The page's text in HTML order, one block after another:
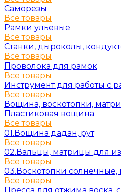
Саморезы
Все товары
Рамки ульевые
Все товары
Станки, дыроколы,
Все товары
Проволока для рамок
Все товары
Инструмент для работы с
Все товары
Вощина, воскотопки,
Пластиковая вощина
Все товары
01.Вощина дадан, рут
Все товары
02.Вальцы, матрицы для
Все товары
03.Воскотопки
Все товары